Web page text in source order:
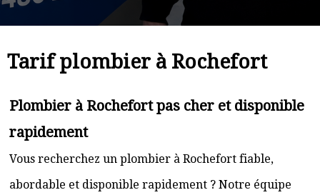
Tarif plombier à Rochefort
Plombier à Rochefort pas cher et disponible
rapidement
Vous recherchez un plombier à Rochefort fiable,
abordable et disponible rapidement ? Notre équipe